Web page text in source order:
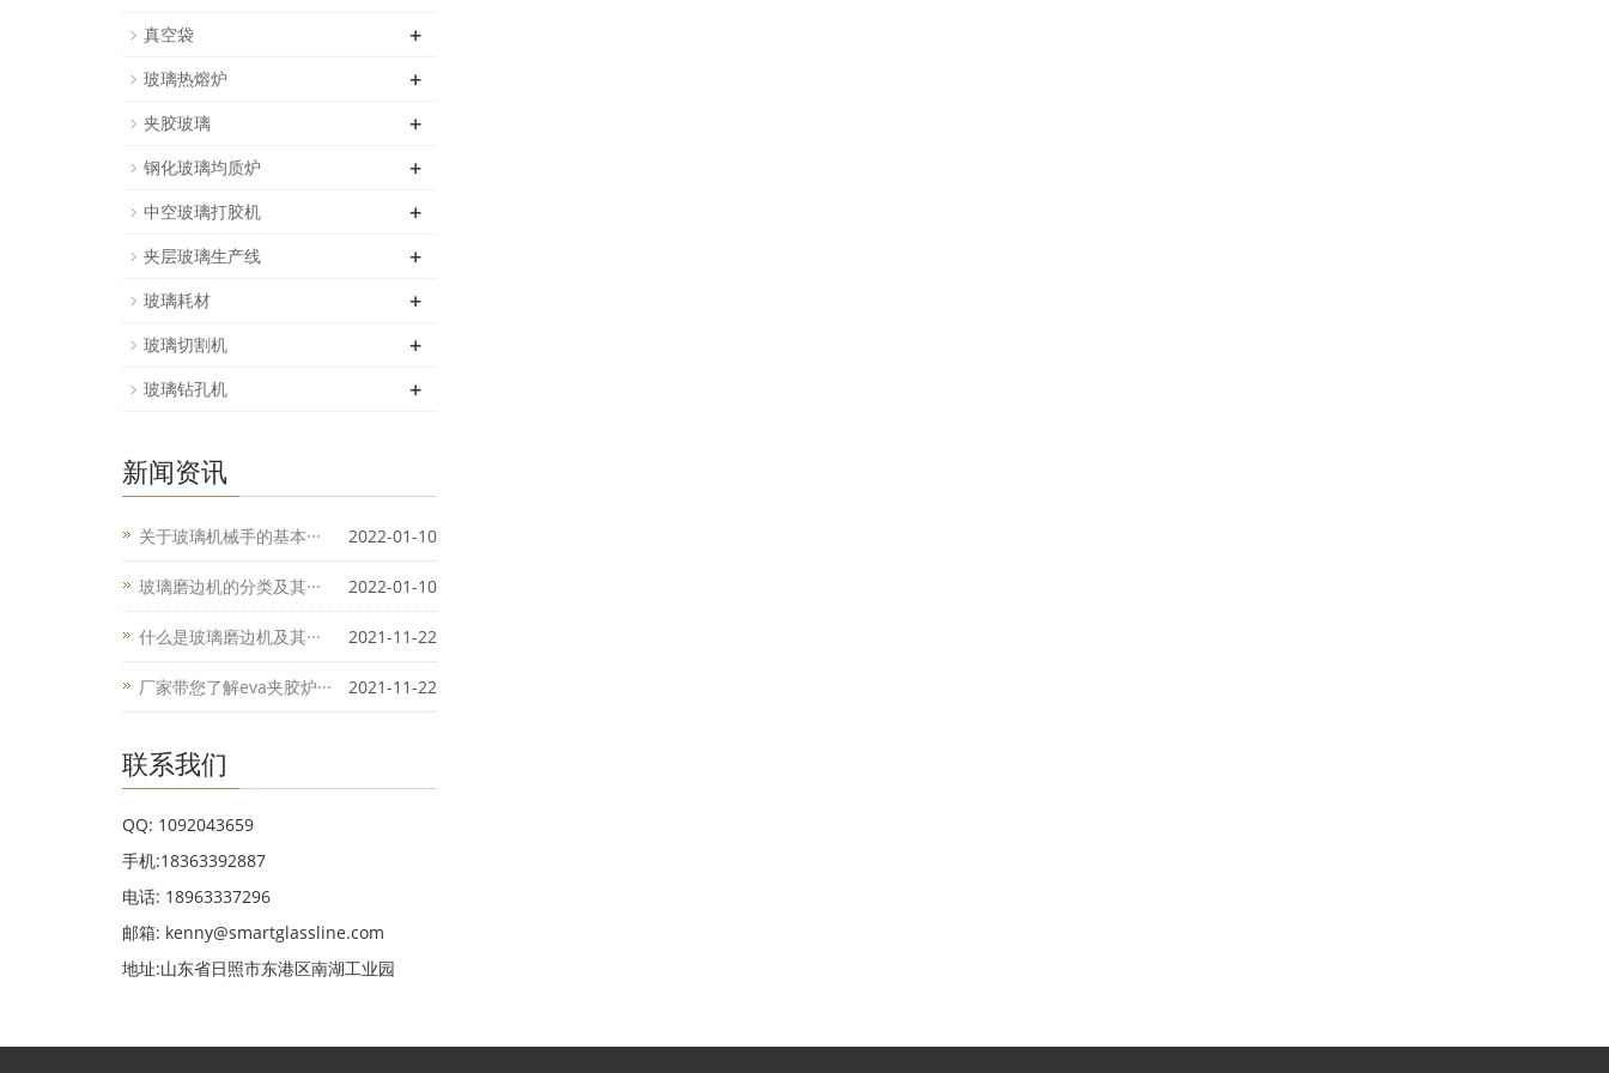
真空袋 +
玻璃热熔炉 +
夹胶玻璃 +
钢化玻璃均质炉 +
中空玻璃打胶机 +
夹层玻璃生产线 +
玻璃耗材 +
玻璃切割机 +
玻璃钻孔机 +
新闻资讯
关于玻璃机械手的基本··· 2022-01-10
玻璃磨边机的分类及其··· 2022-01-10
什么是玻璃磨边机及其··· 2021-11-22
厂家带您了解eva夹胶炉··· 2021-11-22
联系我们
QQ: 1092043659
手机:18363392887
电话: 18963337296
邮箱: kenny@smartglassline.com
地址:山东省日照市东港区南湖工业园